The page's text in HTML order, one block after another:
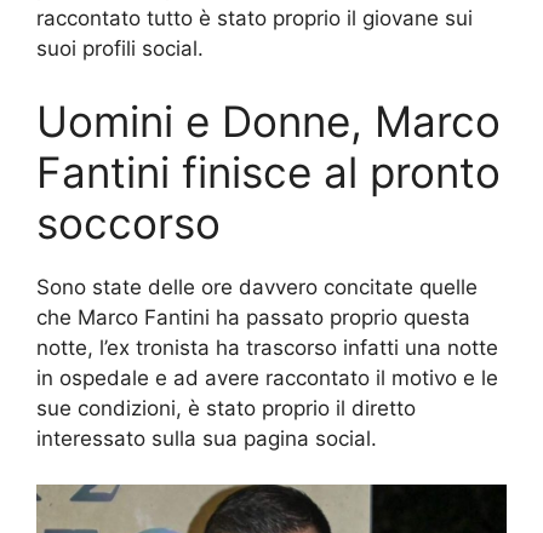
raccontato tutto è stato proprio il giovane sui
suoi profili social.
Uomini e Donne, Marco
Fantini finisce al pronto
soccorso
Sono state delle ore davvero concitate quelle
che Marco Fantini ha passato proprio questa
notte, l’ex tronista ha trascorso infatti una notte
in ospedale e ad avere raccontato il motivo e le
sue condizioni, è stato proprio il diretto
interessato sulla sua pagina social.